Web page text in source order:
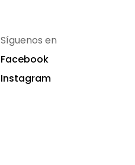
Síguenos en
Facebook
Instagram